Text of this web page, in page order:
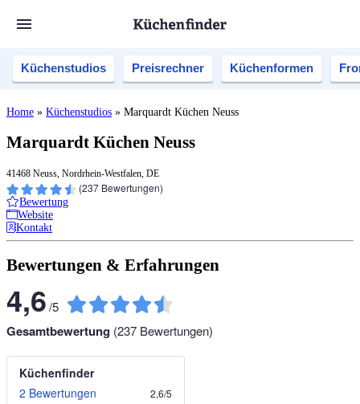
Küchenstudios Preisrechner Küchenformen
Home » Küchenstudios » Marquardt Küchen Neuss
Marquardt Küchen Neuss
41468 Neuss, Nordrhein-Westfalen, DE
(237 Bewertungen)
Bewertung
Website
Kontakt
Bewertungen & Erfahrungen
4,6/5
Gesamtbewertung (237 Bewertungen)
Küchenfinder
2 Bewertungen
2,6/5